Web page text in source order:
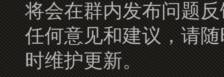
将会在群内发布问题
任何意见和建议，请
时维护更新。